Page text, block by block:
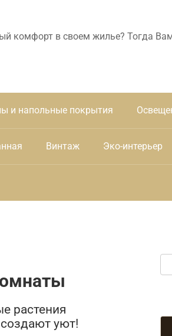
комфорт в своем жилье? Тогда
и напольные покрытия
Винтаж Эко-интерьер
растения
уют!